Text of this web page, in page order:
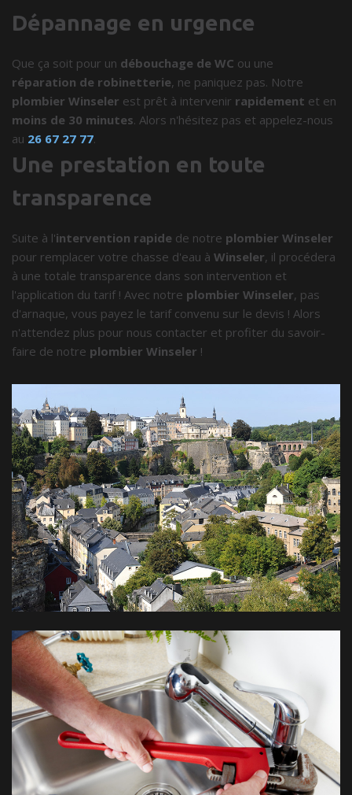
Dépannage en urgence
Que ça soit pour un débouchage de WC ou une
réparation de robinetterie, ne paniquez pas. Notre
plombier Winseler est prêt à intervenir rapidement et en
moins de 30 minutes. Alors n'hésitez pas et appelez-nous
au 26 67 27 77.
Une prestation en toute
transparence
Suite à l'intervention rapide de notre plombier Winseler
pour remplacer votre chasse d'eau à Winseler, il procédera
à une totale transparence dans son intervention et
l'application du tarif ! Avec notre plombier Winseler, pas
d'arnaque, vous payez le tarif convenu sur le devis ! Alors
n'attendez plus pour nous contacter et profiter du savoir-
faire de notre plombier Winseler !